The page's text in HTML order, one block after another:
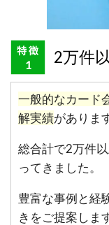
2万件
一般的なカード
解実績がありま
総合計で2万件
ってきました。
豊富な事例と経
きをご提案しま